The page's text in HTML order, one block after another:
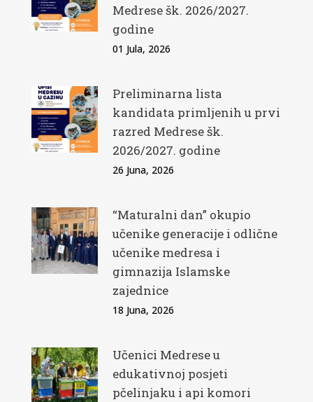
Medrese šk. 2026/2027.
godine
01 Jula, 2026
Preliminarna lista
kandidata primljenih u prvi
razred Medrese šk.
2026/2027. godine
26 Juna, 2026
“Maturalni dan” okupio
učenike generacije i odlične
učenike medresa i
gimnazija Islamske
zajednice
18 Juna, 2026
Učenici Medrese u
edukativnoj posjeti
pčelinjaku i api komori